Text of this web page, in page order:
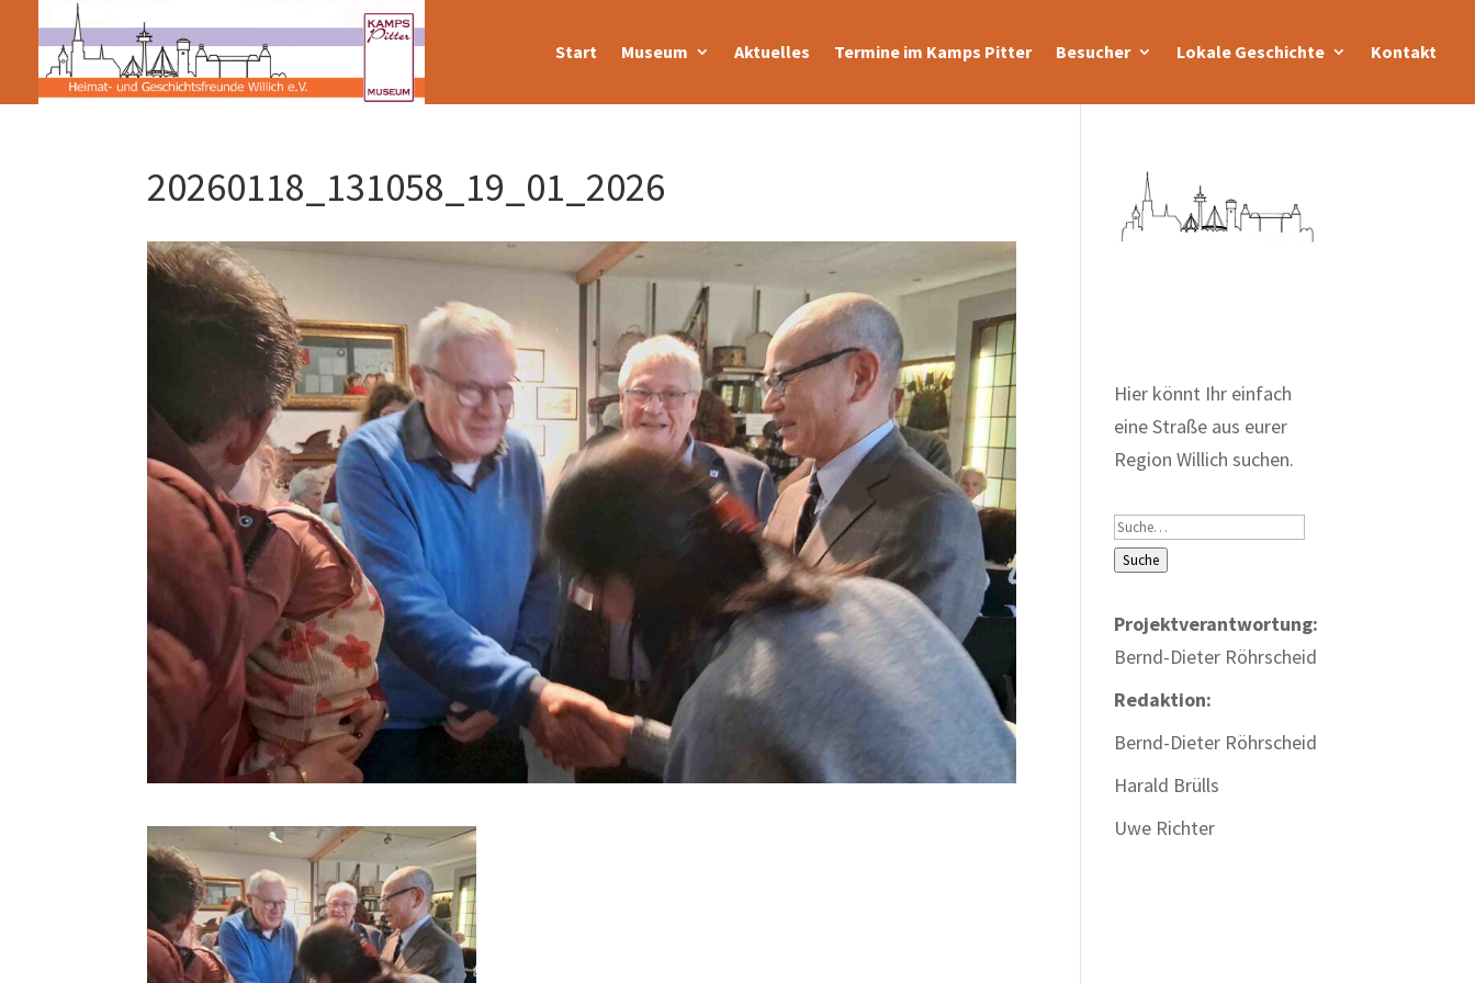
Start Museum Aktuelles Termine im Kamps Pitter Besucher Lokale Geschichte Kontakt
20260118_131058_19_01_2026
Hier könnt Ihr einfach
eine Straße aus eurer
Region Willich suchen.
Suche
Suche
Projektverantwortung:
Bernd-Dieter Röhrscheid
Redaktion:
Bernd-Dieter Röhrscheid
Harald Brülls
Uwe Richter